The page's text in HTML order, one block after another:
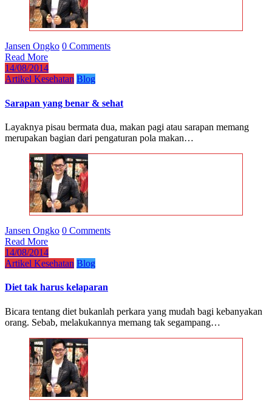
Jansen Ongko 0 Comments
Read More
14/08/2014
Artikel Kesehatan Blog
Sarapan yang benar & sehat
Layaknya pisau bermata dua, makan pagi atau sarapan memang
merupakan bagian dari pengaturan pola makan…
Jansen Ongko 0 Comments
Read More
14/08/2014
Artikel Kesehatan Blog
Diet tak harus kelaparan
Bicara tentang diet bukanlah perkara yang mudah bagi kebanyakan
orang. Sebab, melakukannya memang tak segampang…